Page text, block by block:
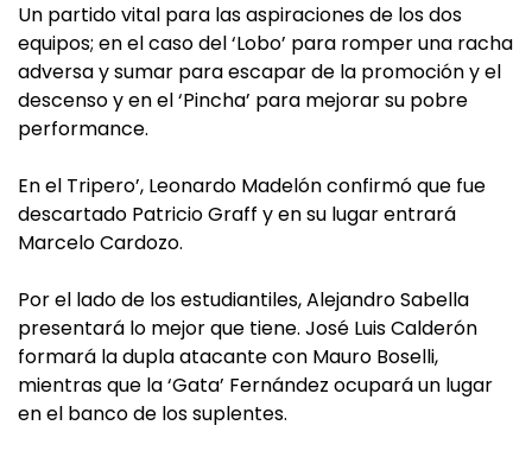
Un partido vital para las aspiraciones de los dos
equipos; en el caso del ‘Lobo’ para romper una racha
adversa y sumar para escapar de la promoción y el
descenso y en el ‘Pincha’ para mejorar su pobre
performance.
En el Tripero’, Leonardo Madelón confirmó que fue
descartado Patricio Graff y en su lugar entrará
Marcelo Cardozo.
Por el lado de los estudiantiles, Alejandro Sabella
presentará lo mejor que tiene. José Luis Calderón
formará la dupla atacante con Mauro Boselli,
mientras que la ‘Gata’ Fernández ocupará un lugar
en el banco de los suplentes.